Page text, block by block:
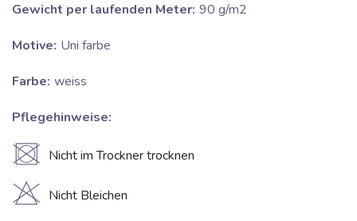
Gewicht per laufenden Meter: 90 g/m2
Motive: Uni farbe
Farbe: weiss
Pflegehinweise:
U Nicht im Trockner trocknen
H Nicht Bleichen